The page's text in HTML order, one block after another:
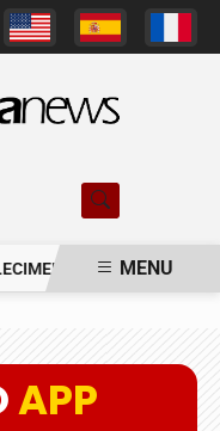
DO SR. MARCELO
MENU
APP